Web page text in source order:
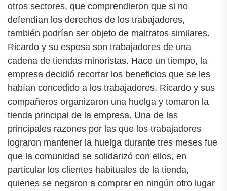
otros sectores, que comprendieron que si no
defendían los derechos de los trabajadores,
también podrían ser objeto de maltratos similares.
Ricardo y su esposa son trabajadores de una
cadena de tiendas minoristas. Hace un tiempo, la
empresa decidió recortar los beneficios que se les
habían concedido a los trabajadores. Ricardo y sus
compañeros organizaron una huelga y tomaron la
tienda principal de la empresa. Una de las
principales razones por las que los trabajadores
lograron mantener la huelga durante tres meses fue
que la comunidad se solidarizó con ellos, en
particular los clientes habituales de la tienda,
quienes se negaron a comprar en ningún otro lugar